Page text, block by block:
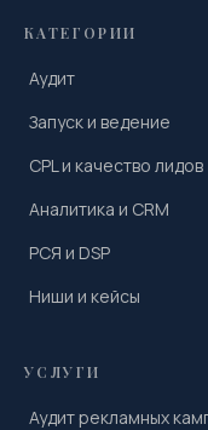
КАТЕГОРИИ
Аудит
Запуск и ведение
CPL и качество лидов
Аналитика и CRM
РСЯ и DSP
Ниши и кейсы
УСЛУГИ
Аудит рекламных